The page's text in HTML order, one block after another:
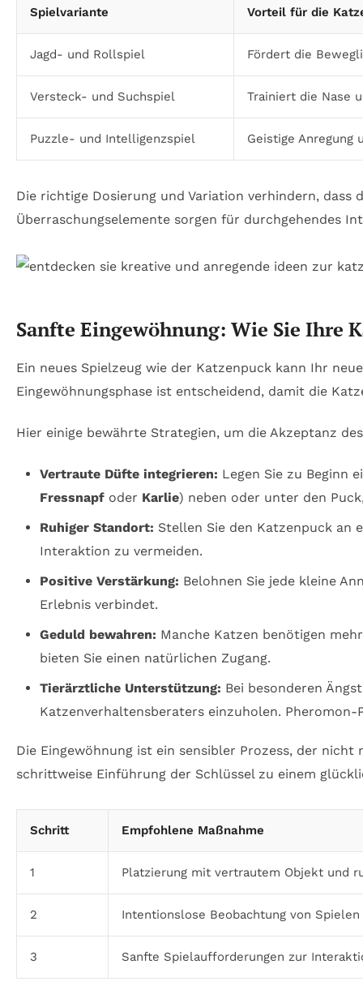
Spielvariante Vorteil für die
Jagd- und Rollspiel Fördert die
Versteck- und Suchspiel Trainiert die Nase
Puzzle- und Intelligenzspiel Geistige Anregung
Die richtige Dosierung und Variation verhindern, dass
Überraschungselemente sorgen für durchgehendes
Sanfte Eingewöhnung: Wie Sie Ihre
Ein neues Spielzeug wie der Katzenpuck kann Ihr
Eingewöhnungsphase ist entscheidend, damit die
Hier einige bewährte Strategien, um die Akzeptanz
Vertraute Düfte integrieren: Legen Sie zu Beginn
Fressnapfoder Karlie) neben oder unter den
Ruhiger Standort: Stellen Sie den Katzenpuck an
Interaktion zu vermeiden.
Positive Verstärkung: Belohnen Sie jede kleine
Erlebnis verbindet.
Geduld bewahren: Manche Katzen benötigen
bieten Sie einen natürlichen Zugang.
Tierärztliche Unterstützung: Bei besonderen
Katzenverhaltensberaters einzuholen.
Die Eingewöhnung ist ein sensibler Prozess, der
schrittweise Einführung der Schlüssel zu einem
Schritt Empfohlene Maßnahme
1 Platzierung mit vertrautem Objekt und
2 Intentionslose Beobachtung von
3 Sanfte Spielaufforderungen zur